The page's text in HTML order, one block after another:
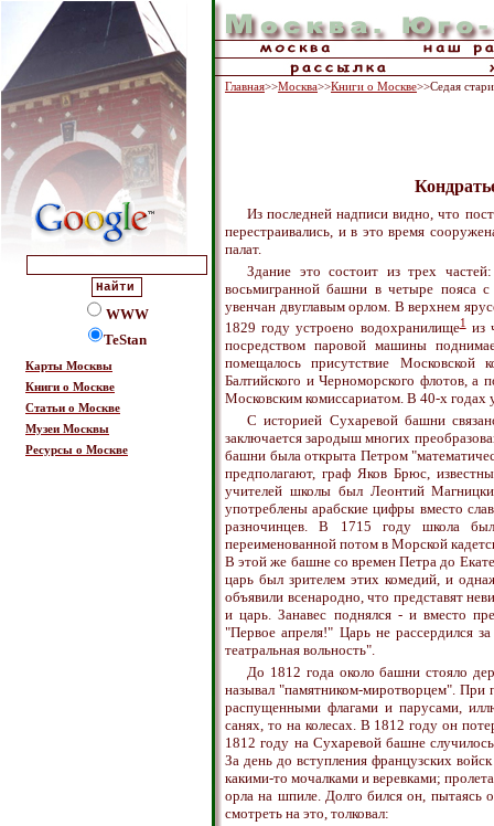
WWW
TeStan
Карты Москвы
Книги о Москве
Статьи о Москве
Музеи Москвы
Ресурсы о Москве
Главная>>Москва>>Книги о Москве>>Седая
Из последней надписи видно, что
перестраивались, и в это время
палат.
Здание это состоит из трех
восьмигранной башни в четыре пояса
увенчан двуглавым орлом. В верхнем
1829 году устроено водохранилище1из
посредством паровой машины
помещалось присутствие Московской
Балтийского и Черноморского флотов,
Московским комиссариатом. В 40-х годах
С историей Сухаревой башни
заключается зародыш многих
башни была открыта Петром
предполагают, граф Яков Брюс,
учителей школы был Леонтий
употреблены арабские цифры вместо
разночинцев. В 1715 году школа
переименованной потом в Морской
В этой же башне со времен Петра до
царь был зрителем этих комедий, и
объявили всенародно, что представят
и царь. Занавес поднялся - и вместо
"Первое апреля!" Царь не рассердился
театральная вольность".
До 1812 года около башни стояло
называл "памятником-миротворцем". При
распущенными флагами и парусами,
санях, то на колесах. В 1812 году он
1812 году на Сухаревой башне
За день до вступления французских
какими-то мочалками и веревками;
орла на шпиле. Долго бился он, пытаясь
смотреть на это, толковал: